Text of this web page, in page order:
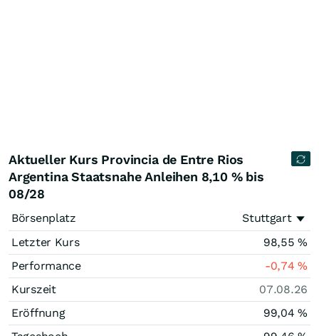
Aktueller Kurs Provincia de Entre Rios
Argentina Staatsnahe Anleihen 8,10 % bis
08/28
Börsenplatz
Stuttgart
Letzter Kurs
98,55 %
Performance
-0,74%
Kurszeit
07.08.26
Eröffnung
99,04 %